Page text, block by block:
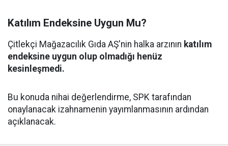
Katılım Endeksine Uygun Mu?
Çitlekçi Mağazacılık Gıda AŞ'nin halka arzının katılım
endeksine uygun olup olmadığı henüz
kesinleşmedi.
Bu konuda nihai değerlendirme, SPK tarafından
onaylanacak izahnamenin yayımlanmasının ardından
açıklanacak.